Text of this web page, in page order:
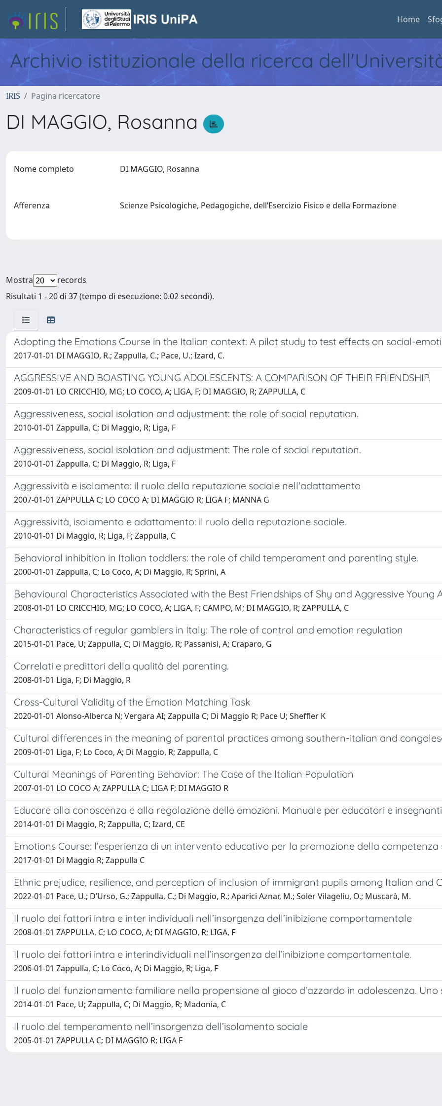
Home
Archivio istituzionale della ricerca
IRIS Pagina ricercatore
DI MAGGIO, Rosanna
Nome completo DI MAGGIO, Rosanna
Afferenza Scienze Psicologiche, Pedagogiche, dell’Esercizio Fisico e della Formazione
Mostra
records
Risultati 1 - 20 di 37 (tempo di esecuzione: 0.02 secondi).
Adopting the Emotions Course in the Italian context: A pilot study to test effects on social-
2017-01-01 DI MAGGIO, R.; Zappulla, C.; Pace, U.; Izard, C.
AGGRESSIVE AND BOASTING YOUNG ADOLESCENTS: A COMPARISON OF THEIR FRIENDSHIP.
2009-01-01 LO CRICCHIO, MG; LO COCO, A; LIGA, F; DI MAGGIO, R; ZAPPULLA, C
Aggressiveness, social isolation and adjustment: the role of social reputation.
2010-01-01 Zappulla, C; Di Maggio, R; Liga, F
Aggressiveness, social isolation and adjustment: The role of social reputation.
2010-01-01 Zappulla, C; Di Maggio, R; Liga, F
Aggressività e isolamento: il ruolo della reputazione sociale nell'adattamento
2007-01-01 ZAPPULLA C; LO COCO A; DI MAGGIO R; LIGA F; MANNA G
Aggressività, isolamento e adattamento: il ruolo della reputazione sociale.
2010-01-01 Di Maggio, R; Liga, F; Zappulla, C
Behavioral inhibition in Italian toddlers: the role of child temperament and parenting style.
2000-01-01 Zappulla, C; Lo Coco, A; Di Maggio, R; Sprini, A
Behavioural Characteristics Associated with the Best Friendships of Shy and Aggressive Young
2008-01-01 LO CRICCHIO, MG; LO COCO, A; LIGA, F; CAMPO, M; DI MAGGIO, R; ZAPPULLA, C
Characteristics of regular gamblers in Italy: The role of control and emotion regulation
2015-01-01 Pace, U; Zappulla, C; Di Maggio, R; Passanisi, A; Craparo, G
Correlati e predittori della qualità del parenting.
2008-01-01 Liga, F; Di Maggio, R
Cross-Cultural Validity of the Emotion Matching Task
2020-01-01 Alonso-Alberca N; Vergara AI; Zappulla C; Di Maggio R; Pace U; Sheffler K
Cultural differences in the meaning of parental practices among southern-italian and
2009-01-01 Liga, F; Lo Coco, A; Di Maggio, R; Zappulla, C
Cultural Meanings of Parenting Behavior: The Case of the Italian Population
2007-01-01 LO COCO A; ZAPPULLA C; LIGA F; DI MAGGIO R
Educare alla conoscenza e alla regolazione delle emozioni. Manuale per educatori e
2014-01-01 Di Maggio, R; Zappulla, C; Izard, CE
Emotions Course: l’esperienza di un intervento educativo per la promozione della
2017-01-01 Di Maggio R; Zappulla C
Ethnic prejudice, resilience, and perception of inclusion of immigrant pupils among Italian and
2022-01-01 Pace, U.; D’Urso, G.; Zappulla, C.; Di Maggio, R.; Aparici Aznar, M.; Soler Vilageliu, O.; Muscarà, M.
Il ruolo dei fattori intra e inter individuali nell’insorgenza dell’inibizione comportamentale
2008-01-01 ZAPPULLA, C; LO COCO, A; DI MAGGIO, R; LIGA, F
Il ruolo dei fattori intra e interindividuali nell’insorgenza dell’inibizione comportamentale.
2006-01-01 Zappulla, C; Lo Coco, A; Di Maggio, R; Liga, F
Il ruolo del funzionamento familiare nella propensione al gioco d'azzardo in adolescenza. Uno
2014-01-01 Pace, U; Zappulla, C; Di Maggio, R; Madonia, C
Il ruolo del temperamento nell’insorgenza dell’isolamento sociale
2005-01-01 ZAPPULLA C; DI MAGGIO R; LIGA F